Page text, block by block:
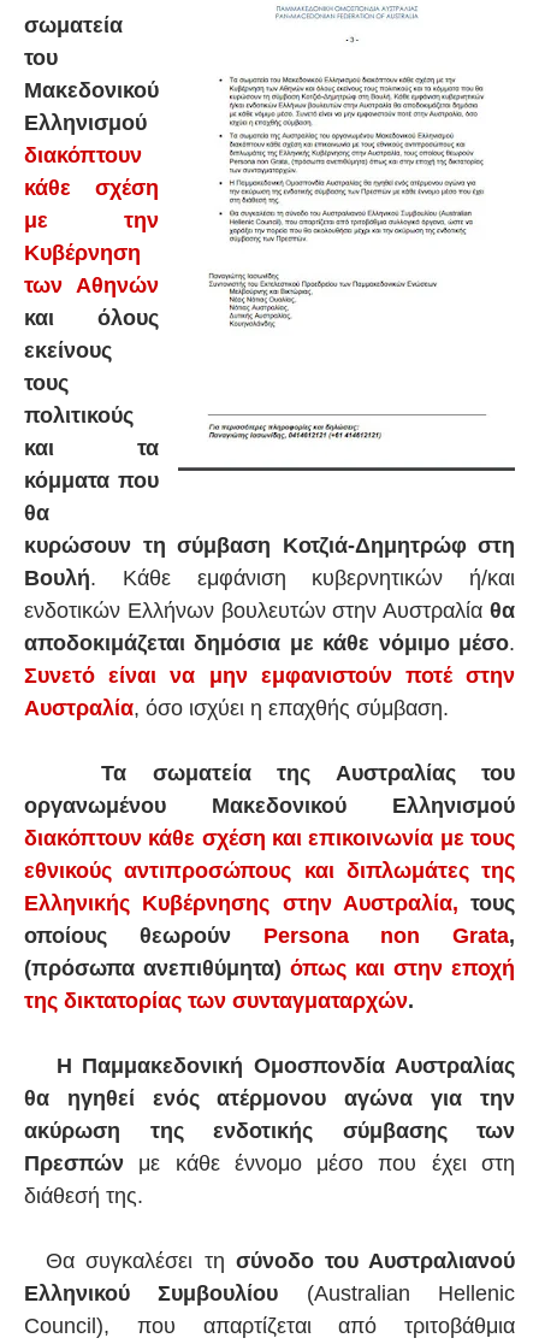
σωματεία
του
Μακεδονικού
Ελληνισμού
διακόπτουν
κάθε σχέση
με την
Κυβέρνηση
των Αθηνών
και όλους
εκείνους
τους
πολιτικούς
και τα
κόμματα που
θα
κυρώσουν τη σύμβαση Κοτζιά-Δημητρώφ στη
Βουλή. Κάθε εμφάνιση κυβερνητικών ή/και
ενδοτικών Ελλήνων βουλευτών στην Αυστραλία θα
αποδοκιμάζεται δημόσια με κάθε νόμιμο μέσο.
Συνετό είναι να μην εμφανιστούν ποτέ στην
Αυστραλία, όσο ισχύει η επαχθής σύμβαση.
Τα σωματεία της Αυστραλίας του
οργανωμένου Μακεδονικού Ελληνισμού
διακόπτουν κάθε σχέση και επικοινωνία με τους
εθνικούς αντιπροσώπους και διπλωμάτες της
Ελληνικής Κυβέρνησης στην Αυστραλία, τους
οποίους θεωρούν Persona non Grata,
(πρόσωπα ανεπιθύμητα) όπως και στην εποχή
της δικτατορίας των συνταγματαρχών.
Η Παμμακεδονική Ομοσπονδία Αυστραλίας
θα ηγηθεί ενός ατέρμονου αγώνα για την
ακύρωση της ενδοτικής σύμβασης των
Πρεσπών με κάθε έννομο μέσο που έχει στη
διάθεσή της.
Θα συγκαλέσει τη σύνοδο του Αυστραλιανού
Ελληνικού Συμβουλίου (Australian Hellenic
Council), που απαρτίζεται από τριτοβάθμια